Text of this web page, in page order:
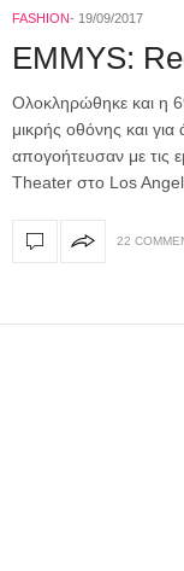
FASHION 19/09/2017
EMMYS:
Ολοκληρώθηκε και η
μικρής οθόνης και
απογοήτευσαν με τις
Theater στο Los
22